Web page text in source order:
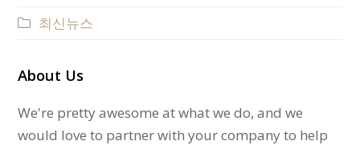
최신뉴스
About Us
We're pretty awesome at what we do, and we
would love to partner with your company to help